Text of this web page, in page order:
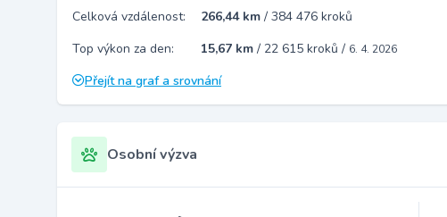
Celková vzdálenost:
266,44 km / 384 476 kroků
Top výkon za den:
15,67 km / 22 615 kroků / 6. 4. 2026
Přejít na graf a srovnání
Osobní výzva